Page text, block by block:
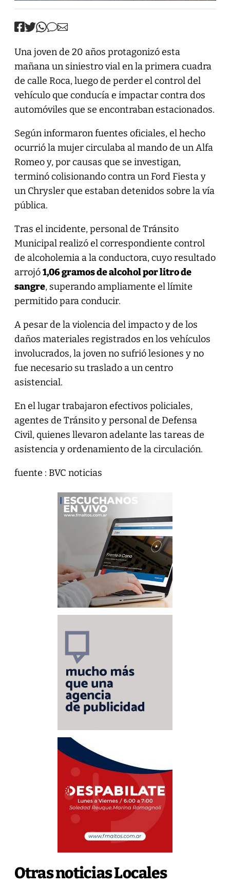
Una joven de 20 años protagonizó esta
mañana un siniestro vial en la primera cuadra
de calle Roca, luego de perder el control del
vehículo que conducía e impactar contra dos
automóviles que se encontraban estacionados.
Según informaron fuentes oficiales, el hecho
ocurrió la mujer circulaba al mando de un Alfa
Romeo y, por causas que se investigan,
terminó colisionando contra un Ford Fiesta y
un Chrysler que estaban detenidos sobre la vía
pública.
Tras el incidente, personal de Tránsito
Municipal realizó el correspondiente control
de alcoholemia a la conductora, cuyo resultado
arrojó1,06 gramos de alcohol por litro de
sangre, superando ampliamente el límite
permitido para conducir.
A pesar de la violencia del impacto y de los
daños materiales registrados en los vehículos
involucrados, la joven no sufrió lesiones y no
fue necesario su traslado a un centro
asistencial.
En el lugar trabajaron efectivos policiales,
agentes de Tránsito y personal de Defensa
Civil, quienes llevaron adelante las tareas de
asistencia y ordenamiento de la circulación.
fuente : BVC noticias
Otras noticias Locales